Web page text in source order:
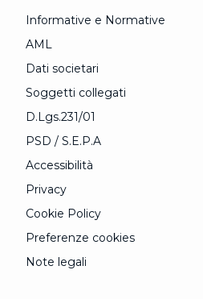
Informative e Normative
AML
Dati societari
Soggetti collegati
D.Lgs.231/01
PSD / S.E.P.A
Accessibilità
Privacy
Cookie Policy
Preferenze cookies
Note legali